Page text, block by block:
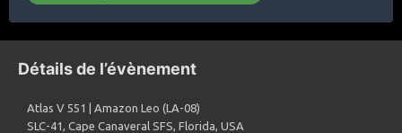
Détails de l’évènement
Atlas V 551 | Amazon Leo (LA-08)
SLC-41, Cape Canaveral SFS, Florida, USA